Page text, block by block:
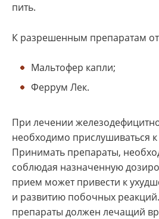
пить.
К разрешенным препаратам
Мальтофер капли;
Феррум Лек.
При лечении
необходимо прислушиваться к
Принимать препараты,
соблюдая назначенную
прием может привести к
и развитию побочных
препараты должен лечащий